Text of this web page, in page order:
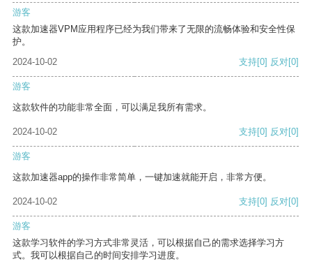
游客
这款加速器VPM应用程序已经为我们带来了无限的流畅体验和安全性保
护。
2024-10-02
支持[0] 反对[0]
游客
这款软件的功能非常全面，可以满足我所有需求。
2024-10-02 支持[0] 反对[0]
游客
这款加速器app的操作非常简单，一键加速就能开启，非常方便。
2024-10-02 支持[0] 反对[0]
游客
这款学习软件的学习方式非常灵活，可以根据自己的需求选择学习方
式。我可以根据自己的时间安排学习进度。